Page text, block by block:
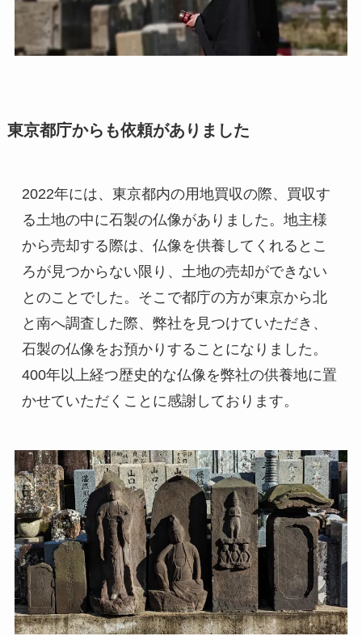
東京都庁からも依頼がありました
2022年には、東京都内の用地買収の際、買収す
る土地の中に石製の仏像がありました。地主様
から売却する際は、仏像を供養してくれるとこ
ろが見つからない限り、土地の売却ができない
とのことでした。そこで都庁の方が東京から北
と南へ調査した際、弊社を見つけていただき、
石製の仏像をお預かりすることになりました。
400年以上経つ歴史的な仏像を弊社の供養地に置
かせていただくことに感謝しております。